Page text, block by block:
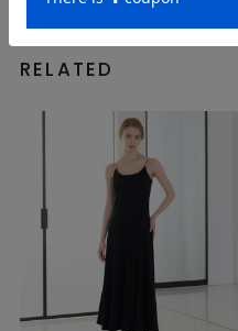
RELATED